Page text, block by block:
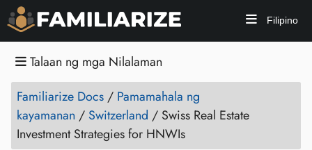
Filipino
Talaan ng mga Nilalaman
Familiarize Docs / Pamamahala ng
kayamanan / Switzerland / Swiss Real Estate
Investment Strategies for HNWIs